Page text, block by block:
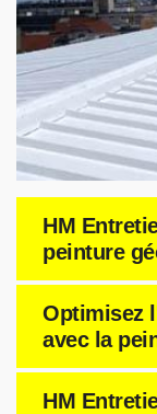
HM
peinture
Optimisez
avec la
HM